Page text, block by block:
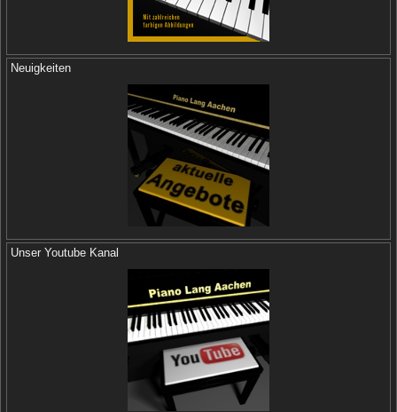
Neuigkeiten
Unser Youtube Kanal